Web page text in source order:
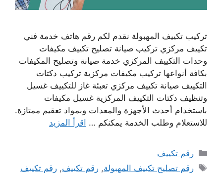
تركيب تكييف المهبولة نقدم لكم رقم هاتف خدمة فني
تكييف مركزي تركيب صيانة تصليح تكييف مكيفات
وحدات التكييف المركزي خدمة صيانة وتصليح المكيفات
بكافة أنواعها تركيب مكيفات مركزية تركيب دكتات
التكييف صيانة تكييف مركزي تعبئة غاز للتكييف غسيل
وتنظيف دكتات التكييف المركزية غسيل مكيفات
باستخدام أحدث الأجهزة والمعدات وبمواد تعقيم ممتازة.
للاستعلام وطلب الخدمة يمكنكم … اقرأ المزيد
التصنيفات
رقم تكييف
الوسوم
رقم تصليح تكييف المهبولة,رقم تكييف,رقم تكييف